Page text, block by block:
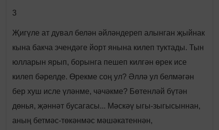
3
Җигүле ат дувал белән әйләндереп алынган җыйнак
кына бакча эчендәге йорт янына килеп туктады. Тын
юлларын ярып, борынга пешеп килгән өрек исе
килеп бәрелде. Өрекме соң ул? Әллә ул белмәгән
бер хуш исле үләнме, чәчәкме? Бөтенләй бүтән
дөнья, җәннәт бусагасы... Мәскәү ыгы-зыгысыннан,
аның бетмәс-төкәнмәс мәшәкатеннән,